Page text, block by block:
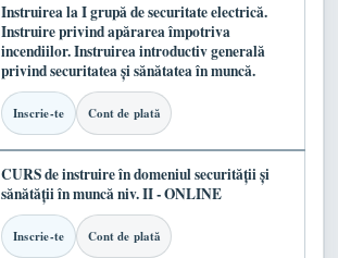
Instruirea la I grupă de securitate electrică.
Instruire privind apărarea împotriva
incendiilor. Instruirea introductiv generală
privind securitatea și sănătatea în muncă.
Inscrie-te Cont de plată
CURS de instruire în domeniul securității și
sănătății în muncă niv. II - ONLINE
Inscrie-te Cont de plată